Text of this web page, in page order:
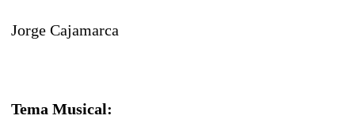
Jorge Cajamarca
Tema Musical: